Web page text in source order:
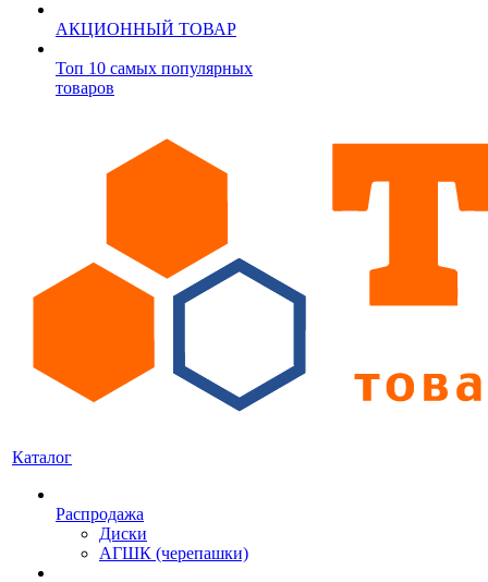
АКЦИОННЫЙ ТОВАР
Топ 10 самых популярных
товаров
Каталог
Распродажа
Диски
АГШК (черепашки)